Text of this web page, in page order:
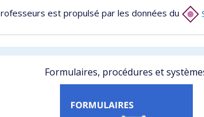
est propulsé par les données du
Formulaires, procédures et